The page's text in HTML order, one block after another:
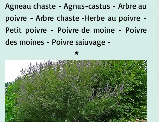
Agneau chaste - Agnus-castus - Arbre au
poivre - Arbre chaste -Herbe au poivre -
Petit poivre - Poivre de moine - Poivre
des moines - Poivre saiuvage -
*